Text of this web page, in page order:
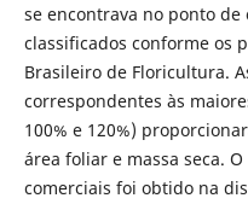
se encontrava no ponto de
classificados conforme os
Brasileiro de Floricultura.
correspondentes às
100% e 120%)
área foliar e massa seca.
comerciais foi obtido na